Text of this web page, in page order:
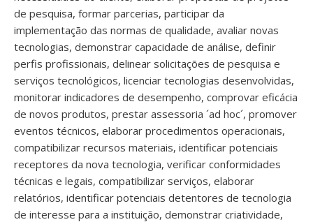
de pesquisa, formar parcerias, participar da
implementação das normas de qualidade, avaliar novas
tecnologias, demonstrar capacidade de análise, definir
perfis profissionais, delinear solicitações de pesquisa e
serviços tecnológicos, licenciar tecnologias desenvolvidas,
monitorar indicadores de desempenho, comprovar eficácia
de novos produtos, prestar assessoria ´ad hoc´, promover
eventos técnicos, elaborar procedimentos operacionais,
compatibilizar recursos materiais, identificar potenciais
receptores da nova tecnologia, verificar conformidades
técnicas e legais, compatibilizar serviços, elaborar
relatórios, identificar potenciais detentores de tecnologia
de interesse para a instituição, demonstrar criatividade,